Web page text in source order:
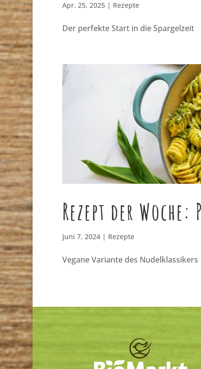
Apr. 25, 2025| Rezepte
Der perfekte Start in die Spargelzeit
Rezept der
Juni 7, 2024| Rezepte
Vegane Variante des Nudelklassikers